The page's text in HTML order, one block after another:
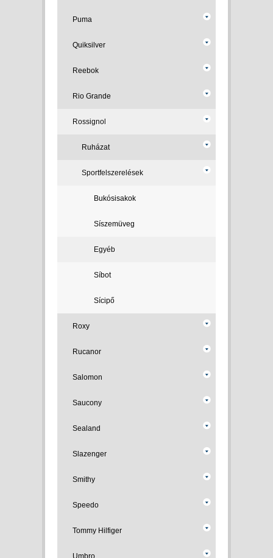
Puma
Quiksilver
Reebok
Rio Grande
Rossignol
Ruházat
Sportfelszerelések
Bukósisakok
Síszemüveg
Egyéb
Síbot
Sícipő
Roxy
Rucanor
Salomon
Saucony
Sealand
Slazenger
Smithy
Speedo
Tommy Hilfiger
Umbro